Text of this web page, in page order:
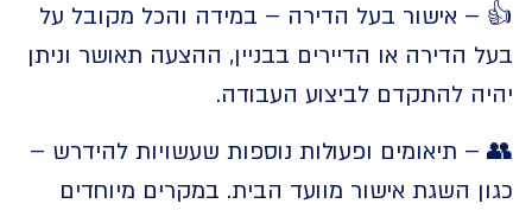
אישור בעל הדירה – במידה והכל מקובל על
הדירה או הדיירים בבניין, ההצעה תאושר וניתן
להתקדם לביצוע העבודה.
תיאומים ופעולות נוספות שעשויות להידרש –
השגת אישור מוועד הבית. במקרים מיוחדים